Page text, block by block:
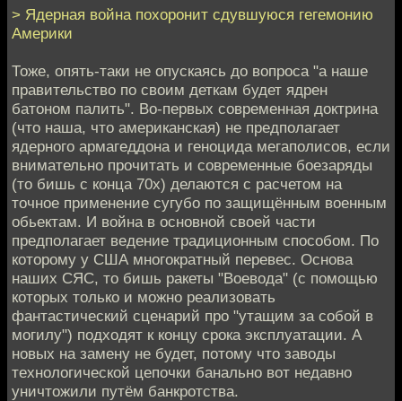
> Ядерная война похоронит сдувшуюся гегемонию
Америки
Тоже, опять-таки не опускаясь до вопроса "а наше
правительство по своим деткам будет ядрен
батоном палить". Во-первых современная доктрина
(что наша, что американская) не предполагает
ядерного армагеддона и геноцида мегаполисов, если
внимательно прочитать и современные боезаряды
(то бишь с конца 70х) делаются с расчетом на
точное применение сугубо по защищённым военным
обьектам. И война в основной своей части
предполагает ведение традиционным способом. По
которому у США многократный перевес. Основа
наших СЯС, то бишь ракеты "Воевода" (с помощью
которых только и можно реализовать
фантастический сценарий про "утащим за собой в
могилу") подходят к концу срока эксплуатации. А
новых на замену не будет, потому что заводы
технологической цепочки банально вот недавно
уничтожили путём банкротства.